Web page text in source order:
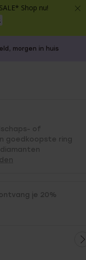
Shop nu!
morgen in huis
of
goedkoopste ring
je 20%